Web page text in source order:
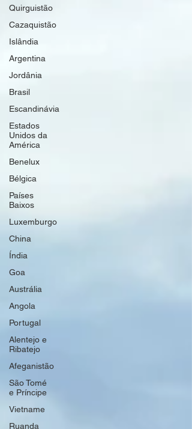
Quirguistão
Cazaquistão
Islândia
Argentina
Jordânia
Brasil
Escandinávia
Estados
Unidos da
América
Benelux
Bélgica
Países
Baixos
Luxemburgo
China
Índia
Goa
Austrália
Angola
Portugal
Alentejo e
Ribatejo
Afeganistão
São Tomé
e Príncipe
Vietname
Ruanda